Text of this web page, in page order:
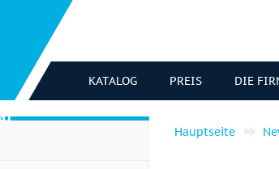
KATALOG PREIS DIE
Hauptseite